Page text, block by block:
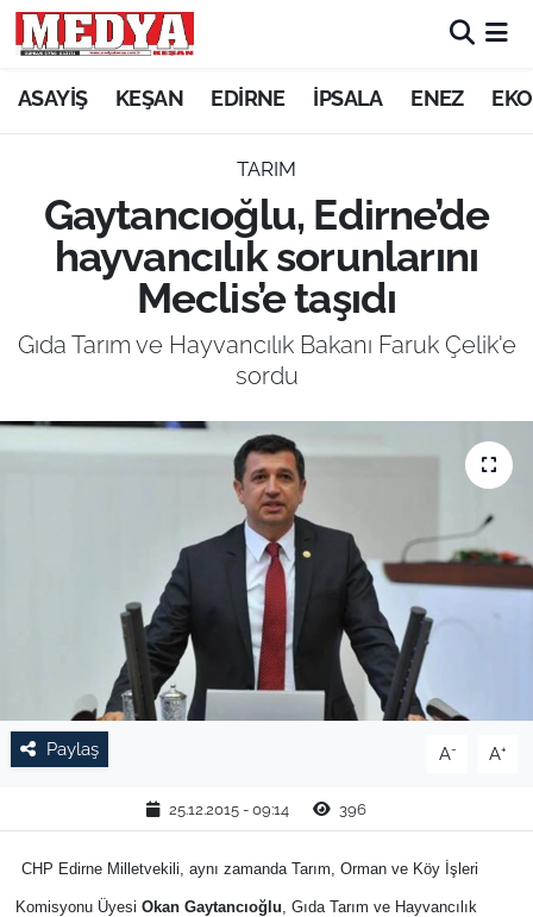
ASAYİŞ KEŞAN EDİRNE İPSALA ENEZ
TARIM
Gaytancıoğlu, Edirne’de
hayvancılık sorunlarını
Meclis’e taşıdı
Gıda Tarım ve Hayvancılık Bakanı Faruk Çelik'e
sordu
Paylaş A- A+
25.12.2015 - 09:14 396
CHP Edirne Milletvekili, aynı zamanda Tarım, Orman ve Köy İşleri
Komisyonu Üyesi Okan Gaytancıoğlu , Gıda Tarım ve Hayvancılık
KEŞAN
ASAYİŞ
SİYASET
GÜNDEM
SAĞLIK
TARIM VE HAYVANCILIK
KÜLTÜR SANAT
RESMİ İLAN
SPOR
EDİRNE